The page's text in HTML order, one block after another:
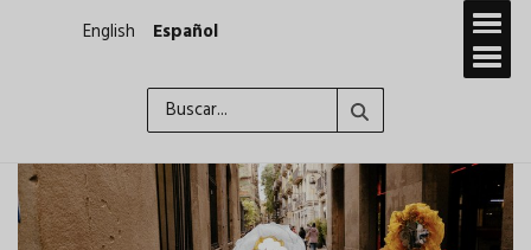
English Español